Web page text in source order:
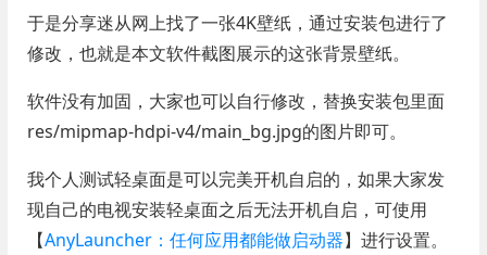
于是分享迷从网上找了一张4K壁纸，通过安装包进行了
修改，也就是本文软件截图展示的这张背景壁纸。
软件没有加固，大家也可以自行修改，替换安装包里面
res/mipmap-hdpi-v4/main_bg.jpg的图片即可。
我个人测试轻桌面是可以完美开机自启的，如果大家发
现自己的电视安装轻桌面之后无法开机自启，可使用
【AnyLauncher：任何应用都能做启动器】进行设置。